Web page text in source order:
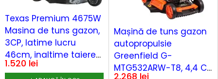
Texas Premium 4675W
Masina de tuns gazon,
3CP, latime lucru
46cm, inaltime taiere
25-75mm, 60L, benzina,
1.520 lei
Mașină de tuns gazon
autopropulsie
Greenfield G-
MTG532ARW-T8, 4,4 CP
2.268 lei